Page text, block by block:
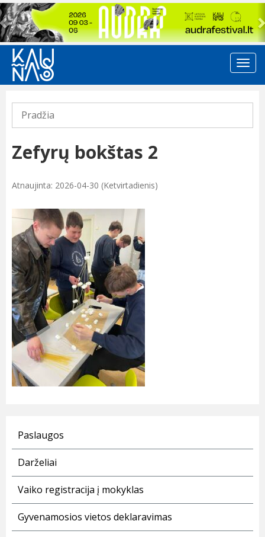
Previous
Pradžia
Zefyrų bokštas 2
Atnaujinta: 2026-04-30 (Ketvirtadienis)
Paslaugos
Darželiai
Vaiko registracija į mokyklas
Gyvenamosios vietos deklaravimas